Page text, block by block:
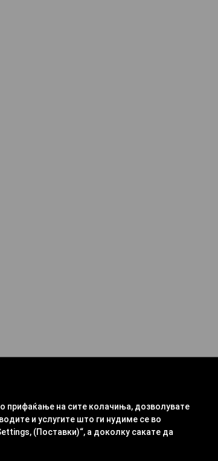
прифаќање на сите колачиња, дозволувате
и услугите што ги нудиме се во
(Поставки)“, а доколку сакате да